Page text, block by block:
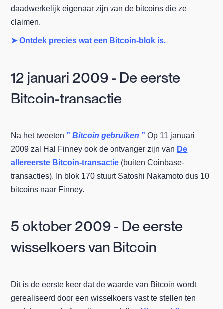
daadwerkelijk eigenaar zijn van de bitcoins die ze
claimen.
➤ Ontdek precies wat een Bitcoin-blok is.
12 januari 2009 - De eerste
Bitcoin-transactie
Na het tweeten ” Bitcoin gebruiken ” Op 11 januari
2009 zal Hal Finney ook de ontvanger zijn van De
allereerste Bitcoin-transactie (buiten Coinbase-
transacties). In blok 170 stuurt Satoshi Nakamoto dus 10
bitcoins naar Finney.
5 oktober 2009 - De eerste
wisselkoers van Bitcoin
Dit is de eerste keer dat de waarde van Bitcoin wordt
gerealiseerd door een wisselkoers vast te stellen ten